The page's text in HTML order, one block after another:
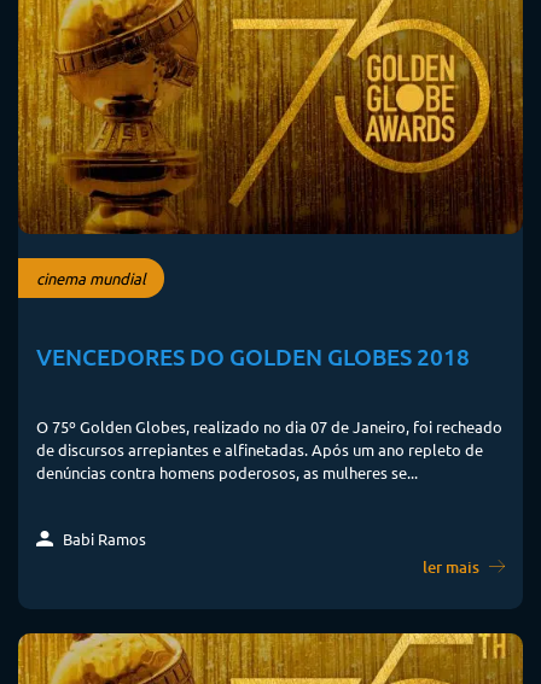
cinema mundial
VENCEDORES DO GOLDEN GLOBES 2018
O 75º Golden Globes, realizado no dia 07 de Janeiro, foi recheado
de discursos arrepiantes e alfinetadas. Após um ano repleto de
denúncias contra homens poderosos, as mulheres se...
Babi Ramos
ler mais